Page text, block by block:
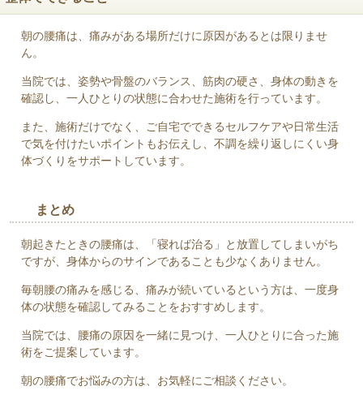
朝の腰痛は、痛みがある場所だけに原因があるとは限りませ
ん。
当院では、姿勢や骨盤のバランス、筋肉の硬さ、身体の動きを
確認し、一人ひとりの状態に合わせた施術を行っています。
また、施術だけでなく、ご自宅でできるセルフケアや日常生活
で気を付けたいポイントもお伝えし、不調を繰り返しにくい身
体づくりをサポートしています。
まとめ
朝起きたときの腰痛は、「寝れば治る」と放置してしまいがち
ですが、身体からのサインであることも少なくありません。
毎朝腰の痛みを感じる、痛みが続いているという方は、一度身
体の状態を確認してみることをおすすめします。
当院では、腰痛の原因を一緒に見つけ、一人ひとりに合った施
術をご提案しています。
朝の腰痛でお悩みの方は、お気軽にご相談ください。